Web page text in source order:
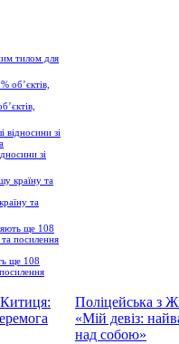
тилом для
зі
та
ще 108
Поліцейська з
«Мій девіз:
над собою»